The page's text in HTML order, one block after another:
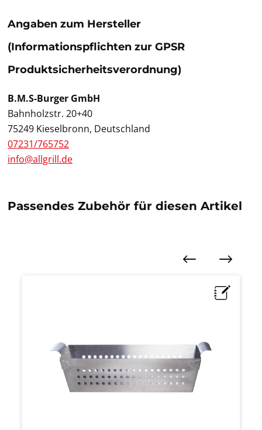
Angaben zum Hersteller
(Informationspflichten zur GPSR
Produktsicherheitsverordnung)
B.M.S-Burger GmbH
Bahnholzstr. 20+40
75249 Kieselbronn, Deutschland
07231/765752
info@allgrill.de
Passendes Zubehör für diesen Artikel